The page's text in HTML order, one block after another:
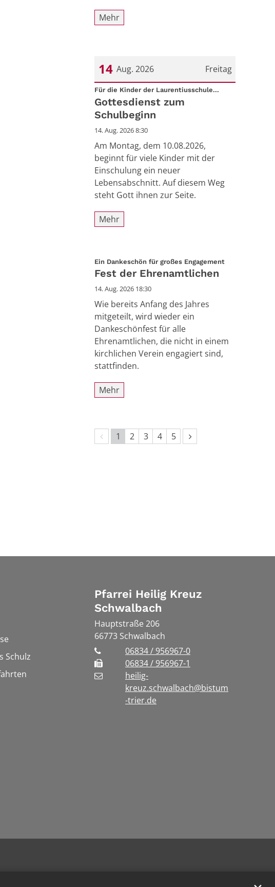
Mehr
Freitag
14 Aug. 2026
Datum: 14. August 2026
Für die Kinder der Laurentiusschule...
Gottesdienst zum
Schulbeginn
14. Aug. 2026 8:30
Am Montag, dem 10.08.2026,
beginnt für viele Kinder mit der
Einschulung ein neuer
Lebensabschnitt. Auf diesem Weg
steht Gott ihnen zur Seite.
Mehr
Ein Dankeschön für großes Engagement:
Fest der Ehrenamtlichen
14. Aug. 2026 18:30
Wie bereits Anfang des Jahres
mitgeteilt, wird wieder ein
Dankeschönfest für alle
Ehrenamtlichen, die nicht in einem
kirchlichen Verein engagiert sind,
stattfinden.
Mehr
Vorherige Seite
1 2 3 4 5 Nächste Seite
Schulz
Pfarrei Heilig Kreuz
Schwalbach
Hauptstraße 206
66773 Schwalbach
06834 / 956967-0
06834 / 956967-1
heilig-
kreuz.schwalbach@bistum
-trier.de